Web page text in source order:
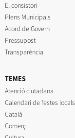
El consistori
Plens Municipals
Acord de Govern
Pressupost
Transparència
TEMES
Atenció ciutadana
Calendari de festes locals
Català
Comerç